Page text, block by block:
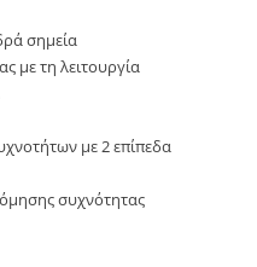
σημεία
με τη λειτουργία
με 2 επίπεδα
συχνότητας